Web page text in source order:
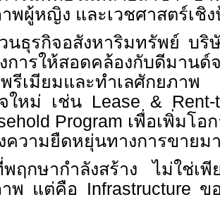
พผู้หญิง และเวชศาสตร์เชิง
นธุรกิจอสังหาริมทรัพย์ บริ
การให้สอดคล้องกับดีมาน
รีเมียมและทำเลศักยภา
ใหม่ เช่น Lease &
Program เพื่อเพิ่มโอ
ความยืดหยุ่นทางการขายม
พฤกษากำลังสร้าง ไม่ใช่เ
พ แต่คือ Infrastructure ข